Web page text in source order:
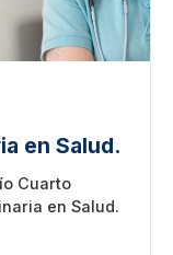
en Salud.
Cuarto
en Salud.